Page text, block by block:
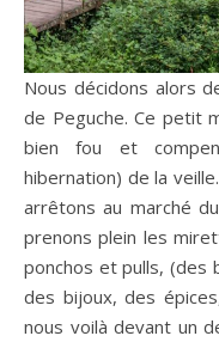
Nous décidons alors
de Peguche. Ce petit
bien fou et
hibernation) de la
arrêtons au marché
prenons plein les
ponchos et pulls, (des
des bijoux, des
nous voilà devant un